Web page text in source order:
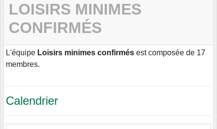
LOISIRS MINIMES
CONFIRMÉS
L'équipe Loisirs minimes confirmés est composée de 17
membres.
Calendrier